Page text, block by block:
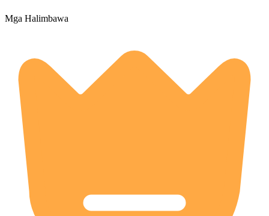
Mga Halimbawa